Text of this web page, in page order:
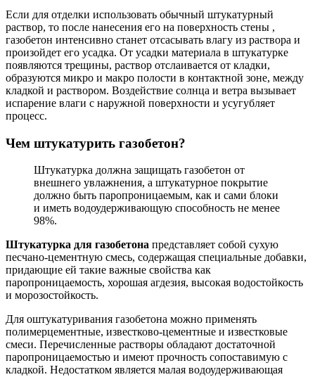
Если для отделки использовать обычный штукатурный
раствор, то после нанесения его на поверхность стены ,
газобетон интенсивно станет отсасывать влагу из раствора и
произойдет его усадка. От усадки материала в штукатурке
появляются трещины, раствор отслаивается от кладки,
образуются микро и макро полости в контактной зоне, между
кладкой и раствором. Воздействие солнца и ветра вызывает
испарение влаги с наружной поверхности и усугубляет
процесс.
Чем штукатурить газобетон?
Штукатурка должна защищать газобетон от
внешнего увлажнения, а штукатурное покрытие
должно быть паропроницаемым, как и сами блоки
и иметь водоудерживающую способность не менее
98%.
Штукатурка для газобетона представляет собой сухую
песчано-цементную смесь, содержащая специальные добавки,
придающие ей такие важные свойства как
паропроницаемость, хорошая агдезия, высокая водостойкость
и морозостойкость.
Для оштукатуривания газобетона можно применять
полимерцементные, известково-цементные и известковые
смеси. Перечисленные растворы обладают достаточной
паропроницаемостью и имеют прочность сопоставимую с
кладкой. Недостатком является малая водоудерживающая